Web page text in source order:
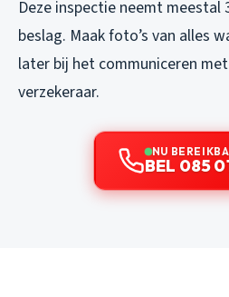
Deze inspectie neemt
beslag. Maak foto’s van alles
later bij het communiceren
verzekeraar.
NU
BEL 085